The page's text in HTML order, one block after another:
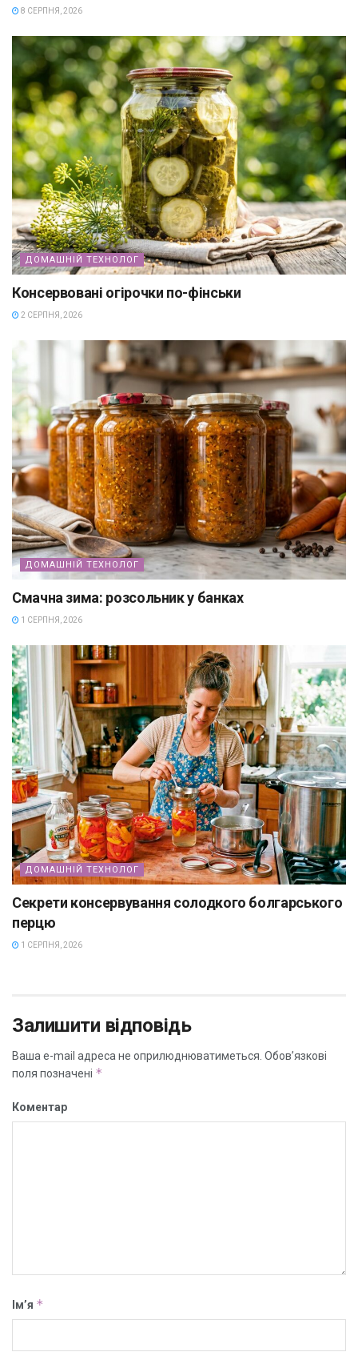
8 СЕРПНЯ, 2026
ДОМАШНІЙ ТЕХНОЛОГ
Консервовані огірочки по-фінськи
2 СЕРПНЯ, 2026
ДОМАШНІЙ ТЕХНОЛОГ
Смачна зима: розсольник у банках
1 СЕРПНЯ, 2026
ДОМАШНІЙ ТЕХНОЛОГ
Секрети консервування солодкого болгарського
перцю
1 СЕРПНЯ, 2026
Залишити відповідь
Ваша e-mail адреса не оприлюднюватиметься. Обов’язкові
поля позначені *
Коментар
Ім’я *